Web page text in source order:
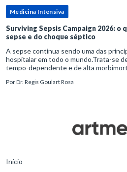
Medicina Intensiva
Surviving Sepsis Campaign 2026: o
sepse e do choque séptico
A sepse continua sendo uma das
hospitalar em todo o mundo.Trata-se
tempo-dependente e de alta
para o desfe
PorDr. Regis Goulart Rosa
Início